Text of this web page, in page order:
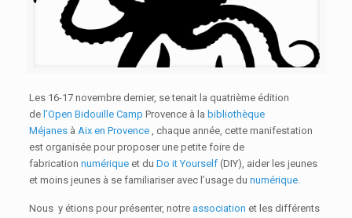
Les 16-17 novembre dernier, se tenait la quatrième édition
de l’Open Bidouille Camp Provence à la bibliothèque
Méjanes àAix en Provence , chaque année, cette manifestation
est organisée pour proposer une petite foire de
fabricationnumérique et duDo it Yourself (DIY), aider les jeunes
et moins jeunes à se familiariser avec l’usage dunumérique.
Nous y étions pour présenter, notre association et les différents